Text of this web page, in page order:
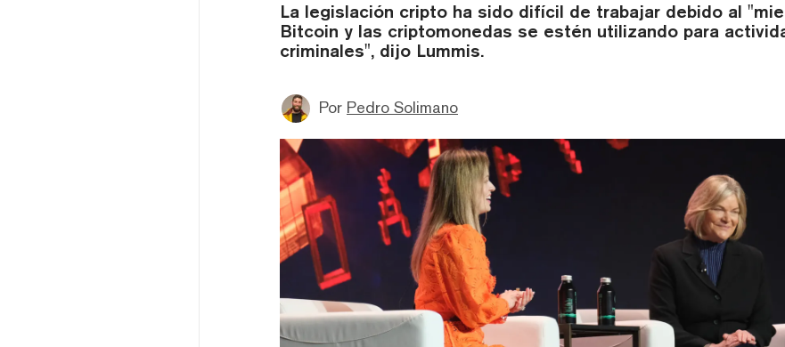
La legislación cripto ha sido difícil de trabajar debido al
Bitcoin y las criptomonedas se estén utilizando para
criminales", dijo Lummis.
Por Pedro Solimano